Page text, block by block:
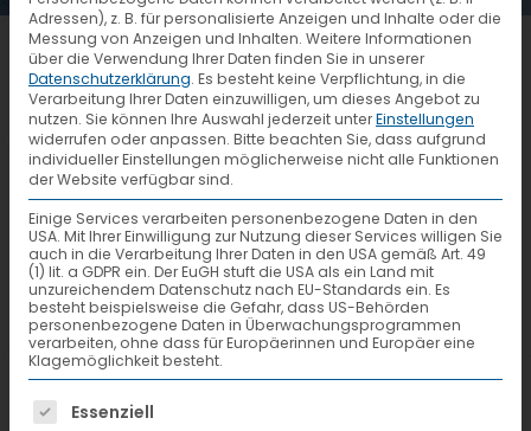
Neues CO2-Tool bei VTL im
Einsatz
Internationale Anforderungen sind
erfüllt
Adressen), z. B. für personalisierte Anzeigen und Inhalte oder die
Messung von Anzeigen und Inhalten. Weitere Informationen
über die Verwendung Ihrer Daten finden Sie in unserer
Datenschutzerklärung. Es besteht keine Verpflichtung, in die
Verarbeitung Ihrer Daten einzuwilligen, um dieses Angebot zu
nutzen. Sie können Ihre Auswahl jederzeit unterEinstellungen
widerrufen oder anpassen. Bitte beachten Sie, dass aufgrund
individueller Einstellungen möglicherweise nicht alle Funktionen
der Website verfügbar sind.
Einige Services verarbeiten personenbezogene Daten in den
USA. Mit Ihrer Einwilligung zur Nutzung dieser Services willigen Sie
auch in die Verarbeitung Ihrer Daten in den USA gemäß Art. 49
(1) lit. a GDPR ein. Der EuGH stuft die USA als ein Land mit
unzureichendem Datenschutz nach EU-Standards ein. Es
besteht beispielsweise die Gefahr, dass US-Behörden
personenbezogene Daten in Überwachungsprogrammen
verarbeiten, ohne dass für Europäerinnen und Europäer eine
Klagemöglichkeit besteht.
Es folgt eine Liste der Service-Gruppen,
Essenziell